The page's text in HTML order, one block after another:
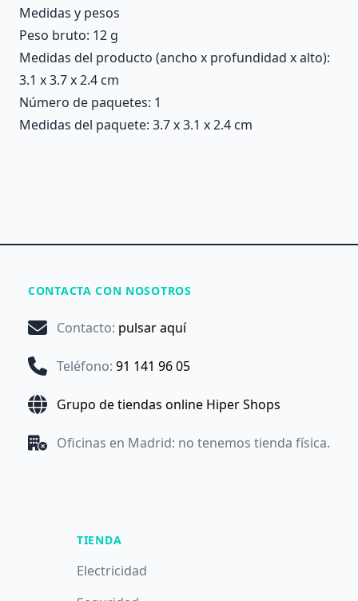
Medidas y pesos
Peso bruto: 12 g
Medidas del producto (ancho x profundidad x alto):
3.1 x 3.7 x 2.4 cm
Número de paquetes: 1
Medidas del paquete: 3.7 x 3.1 x 2.4 cm
CONTACTA CON NOSOTROS
Contacto: pulsar aquí
Teléfono: 91 141 96 05
Grupo de tiendas online Hiper Shops
Oficinas en Madrid: no tenemos tienda física.
TIENDA
Electricidad